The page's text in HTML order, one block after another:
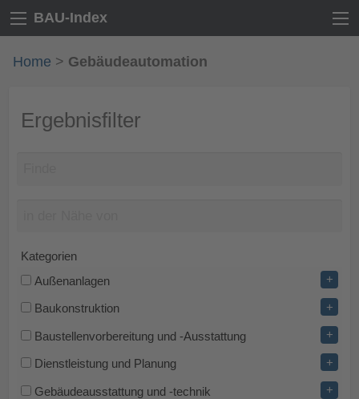
BAU-Index
Home > Gebäudeautomation
Ergebnisfilter
Kategorien
Außenanlagen
+
Baukonstruktion +
Baustellenvorbereitung und -Ausstattung +
Dienstleistung und Planung +
Gebäudeausstattung und -technik +